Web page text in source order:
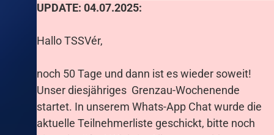
UPDATE: 04.07.2025:
Hallo TSSVér,
noch 50 Tage und dann ist es wieder soweit!
Unser diesjähriges Grenzau-Wochenende
startet. In unserem Whats-App Chat wurde die
aktuelle Teilnehmerliste geschickt, bitte noch